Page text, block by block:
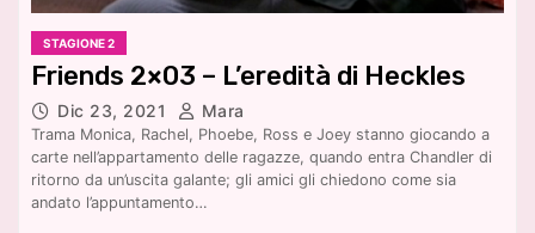
STAGIONE 2
Friends 2×03 – L’eredità di Heckles
Dic 23, 2021 Mara
Trama Monica, Rachel, Phoebe, Ross e Joey stanno giocando a
carte nell’appartamento delle ragazze, quando entra Chandler di
ritorno da un’uscita galante; gli amici gli chiedono come sia
andato l’appuntamento…